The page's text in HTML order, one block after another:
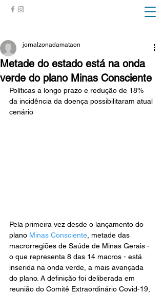
Metade do estado está na onda
verde do plano Minas Consciente
jornalzonadamataon
Políticas a longo prazo e redução de 18%
da incidência da doença possibilitaram atual
cenário
Pela primeira vez desde o lançamento do
plano Minas Consciente , metade das
macrorregiões de Saúde de Minas Gerais -
o que representa 8 das 14 macros - está
inserida na onda verde, a mais avançada
do plano. A definição foi deliberada em
reunião do Comitê Extraordinário Covid-19,